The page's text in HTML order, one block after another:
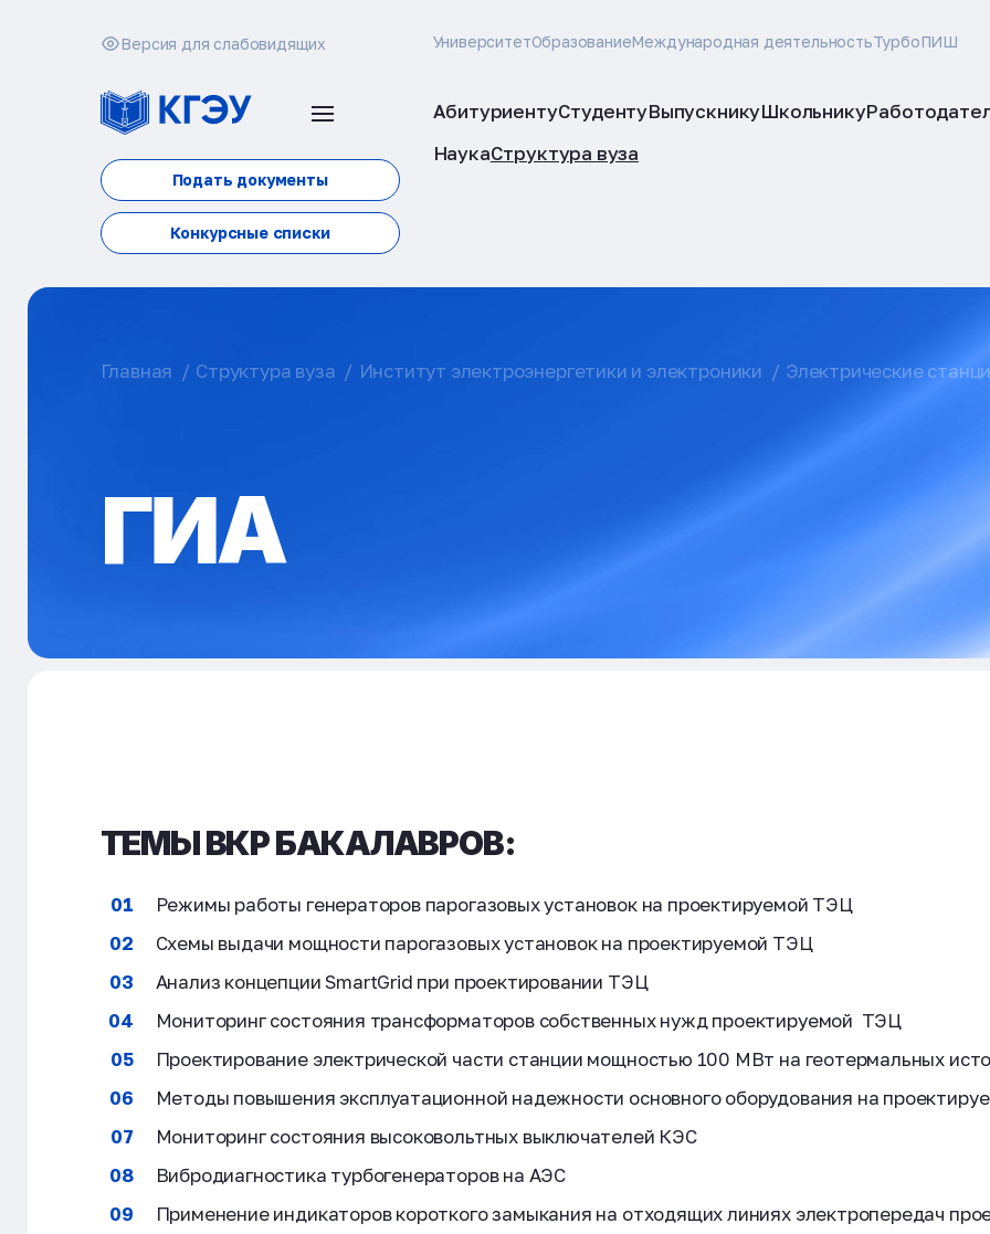
Версия для слабовидящих УниверситетОбразованиеМеждународная деятельностьТурбоПИШ
Подать документы
Конкурсные списки
АбитуриентуСтудентуВыпускникуШкольнику
НаукаСтруктура вуза
Главная Структура вуза Институт электроэнергетики и электроники Электрические
ГИА
ТЕМЫ ВКР БАКАЛАВРОВ:
Режимы работы генераторов парогазовых установок на проектируемой ТЭЦ
Схемы выдачи мощности парогазовых установок на проектируемой ТЭЦ
Анализ концепции SmartGrid при проектировании ТЭЦ
Мониторинг состояния трансформаторов собственных нужд проектируемой ТЭЦ
Проектирование электрической части станции мощностью 100 МВт на геотермальных
Методы повышения эксплуатационной надежности основного оборудования на
Мониторинг состояния высоковольтных выключателей КЭС
Вибродиагностика турбогенераторов на АЭС
Применение индикаторов короткого замыкания на отходящих линиях электропередач